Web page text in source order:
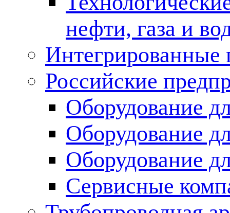
нефти, газа и
Российские
Оборудование
Оборудование
Оборудование
Сервисные